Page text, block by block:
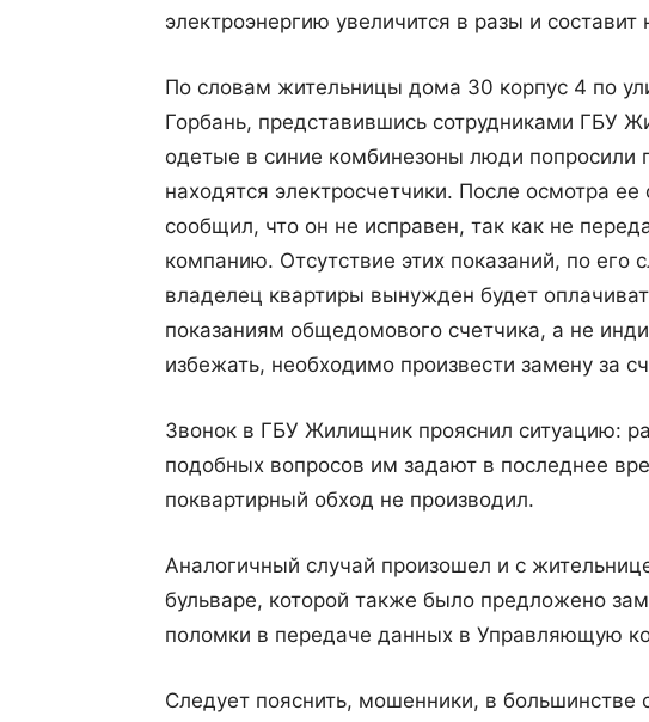
электроэнергию увеличится в разы и
По словам жительницы дома 30 корпус 4 по
Горбань, представившись сотрудниками ГБУ
одетые в синие комбинезоны люди попросили
находятся электросчетчики. После осмотра
сообщил, что он не исправен, так как не
компанию. Отсутствие этих показаний, по его
владелец квартиры вынужден будет
показаниям общедомового счетчика, а не
избежать, необходимо произвести замену за
Звонок в ГБУ Жилищник прояснил ситуацию:
подобных вопросов им задают в последнее
поквартирный обход не производил.
Аналогичный случай произошел и с
бульваре, которой также было предложено
поломки в передаче данных в Управляющую
Следует пояснить, мошенники, в